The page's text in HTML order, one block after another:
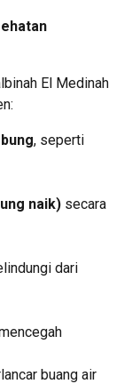
El Medinah
, seperti
naik) secara
dari
buang air